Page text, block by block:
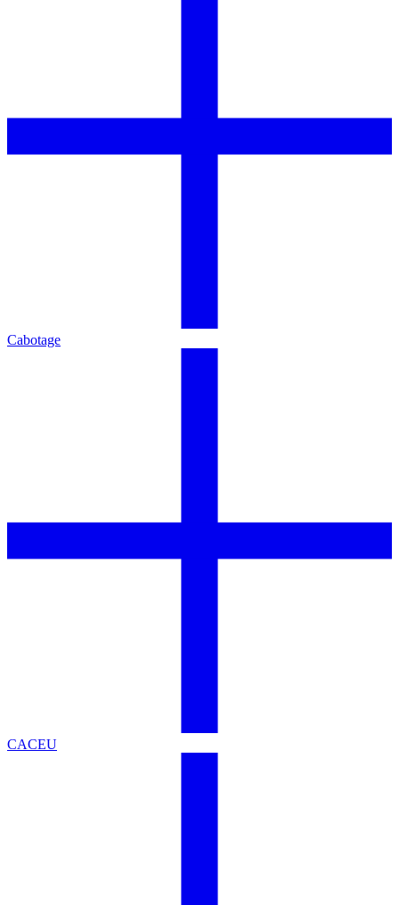
Cabotage
CACEU